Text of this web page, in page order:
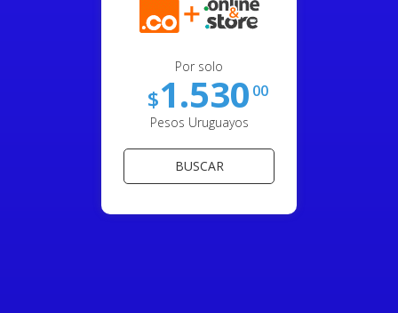
Por solo
$1.530 00
Pesos Uruguayos
BUSCAR